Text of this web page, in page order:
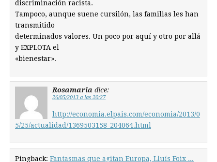
discriminación racista.
Tampoco, aunque suene cursilón, las familias les han
transmitido
determinados valores. Un poco por aquí y otro por allá
y EXPLOTA el
«bienestar».
Rosamaria dice:
26/05/2013 a las 20:27
http://economia.elpais.com/economia/2013/0
5/25/actualidad/1369503158_204064.html
Pingback: Fantasmas que agitan Europa, Lluís Foix ...